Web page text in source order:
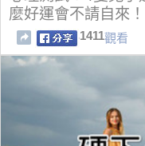
麼好運會不請自來！
1411觀看